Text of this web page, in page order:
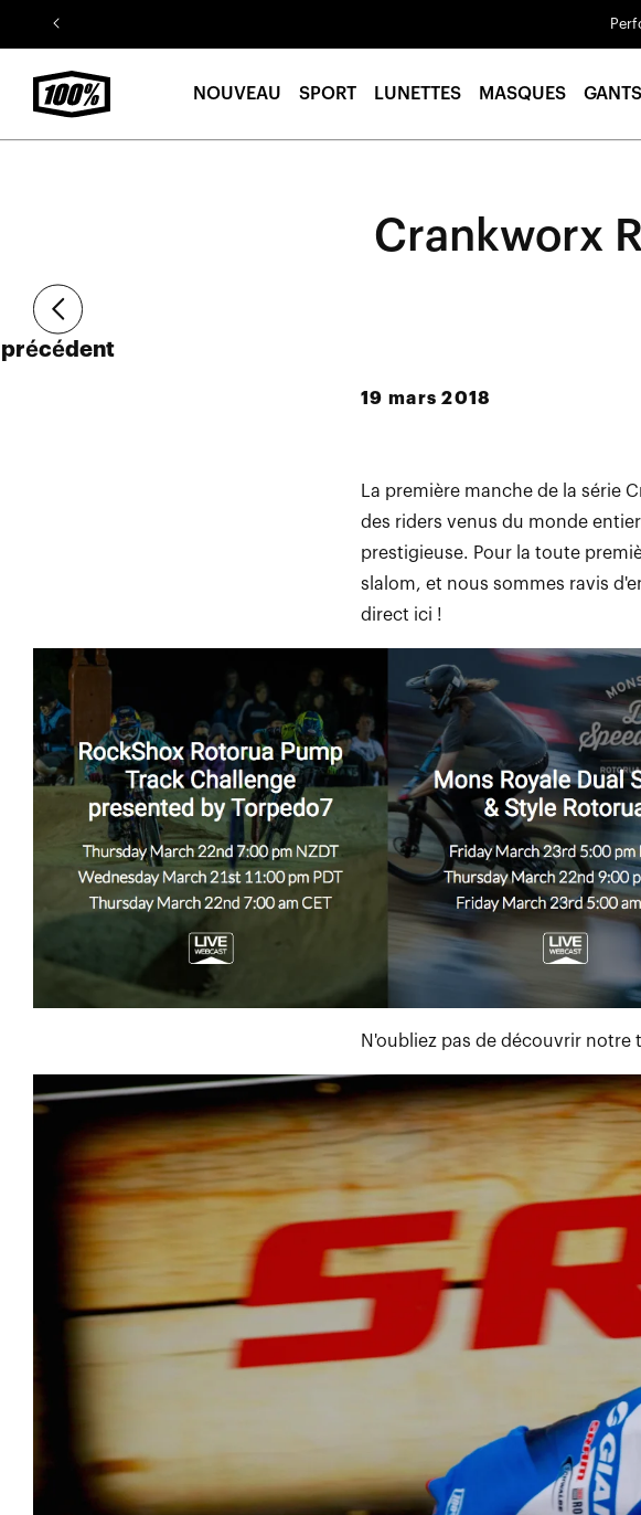
Aller au
contenu
NOUVEAU SPORT LUNETTES MASQUES GANTS
Crankworx
19 mars 2018
Article
précédent
La première manche de la série
des riders venus du monde
prestigieuse. Pour la toute
slalom, et nous sommes ravis
direct ici !
N'oubliez pas de découvrir